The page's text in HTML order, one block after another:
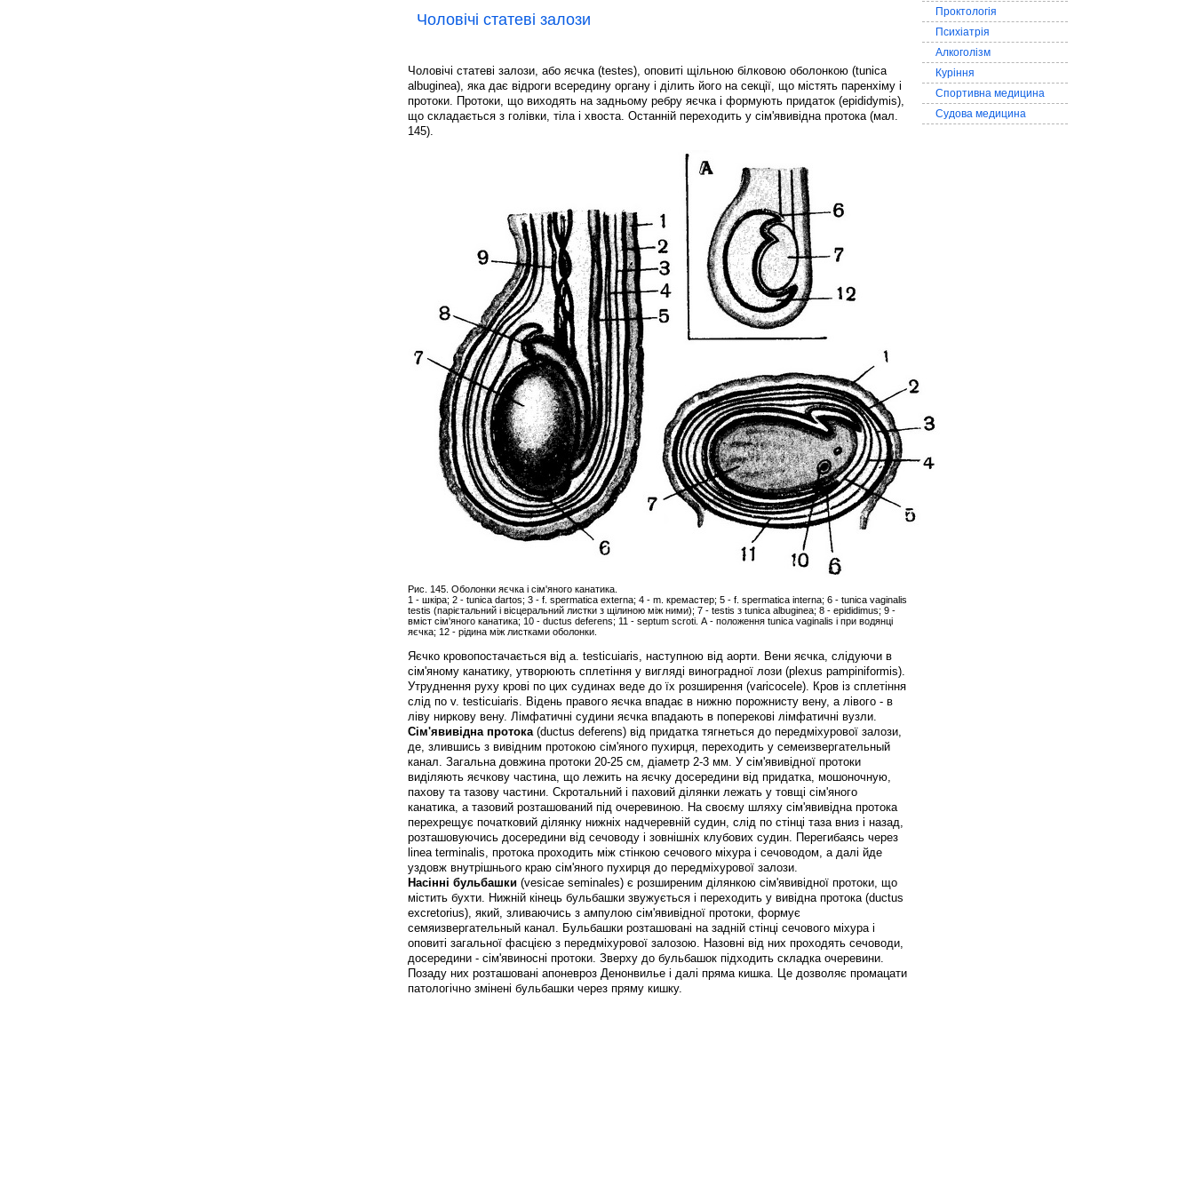
Чоловічі статеві залози
Чоловічі статеві залози, або яєчка (testes), оповиті щільною білковою оболонкою (tunica
albuginea), яка дає відроги всередину органу і ділить його на секції, що містять паренхіму і
протоки. Протоки, що виходять на задньому ребру яєчка і формують придаток (epididymis),
що складається з голівки, тіла і хвоста. Останній переходить у сім'явивідна протока (мал.
145).
Рис. 145. Оболонки яєчка і сім'яного канатика.
1 - шкіра; 2 - tunica dartos; 3 - f. spermatica externa; 4 - m. кремастер; 5 - f. spermatica interna; 6 - tunica vaginalis
testis (парієтальний і вісцеральний листки з щілиною між ними); 7 - testis з tunica albuginea; 8 - epididimus; 9 -
вміст сім'яного канатика; 10 - ductus deferens; 11 - septum scroti. А - положення tunica vaginalis і при водянці
яєчка; 12 - рідина між листками оболонки.
Яєчко кровопостачається від a. testicuiaris, наступною від аорти. Вени яєчка, слідуючи в
сім'яному канатику, утворюють сплетіння у вигляді виноградної лози (plexus pampiniformis).
Утруднення руху крові по цих судинах веде до їх розширення (varicocele). Кров із сплетіння
слід по v. testicuiaris. Відень правого яєчка впадає в нижню порожнисту вену, а лівого - в
ліву ниркову вену. Лімфатичні судини яєчка впадають в поперекові лімфатичні вузли.
Сім'явивідна протока(ductus deferens) від придатка тягнеться до передміхурової залози,
де, злившись з вивідним протокою сім'яного пухирця, переходить у семеизвергательный
канал. Загальна довжина протоки 20-25 см, діаметр 2-3 мм. У сім'явивідної протоки
виділяють яєчкову частина, що лежить на яєчку досередини від придатка, мошоночную,
пахову та тазову частини. Скротальний і паховий ділянки лежать у товщі сім'яного
канатика, а тазовий розташований під очеревиною. На своєму шляху сім'явивідна протока
перехрещує початковий ділянку нижніх надчеревній судин, слід по стінці таза вниз і назад,
розташовуючись досередини від сечоводу і зовнішніх клубових судин. Перегибаясь через
linea terminalis, протока проходить між стінкою сечового міхура і сечоводом, а далі йде
уздовж внутрішнього краю сім'яного пухирця до передміхурової залози.
Насінні бульбашки (vesicae seminales) є розширеним ділянкою сім'явивідної протоки, що
містить бухти. Нижній кінець бульбашки звужується і переходить у вивідна протока (ductus
excretorius), який, зливаючись з ампулою сім'явивідної протоки, формує
семяизвергательный канал. Бульбашки розташовані на задній стінці сечового міхура і
оповиті загальної фасцією з передміхурової залозою. Назовні від них проходять сечоводи,
досередини - сім'явиносні протоки. Зверху до бульбашок підходить складка очеревини.
Позаду них розташовані апоневроз Денонвилье і далі пряма кишка. Це дозволяє промацати
патологічно змінені бульбашки через пряму кишку.
Проктологія
Психіатрія
Алкоголізм
Куріння
Спортивна медицина
Судова медицина